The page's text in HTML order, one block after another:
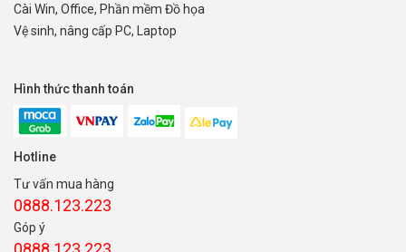
Cài Win, Office, Phần mềm Đồ họa
Vệ sinh, nâng cấp PC, Laptop
Hình thức thanh toán
Hotline
Tư vấn mua hàng
0888.123.223
Góp ý